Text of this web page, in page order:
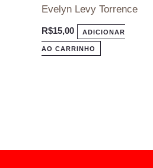
Evelyn Levy Torrence
R$15,00 ADICIONAR
AO CARRINHO